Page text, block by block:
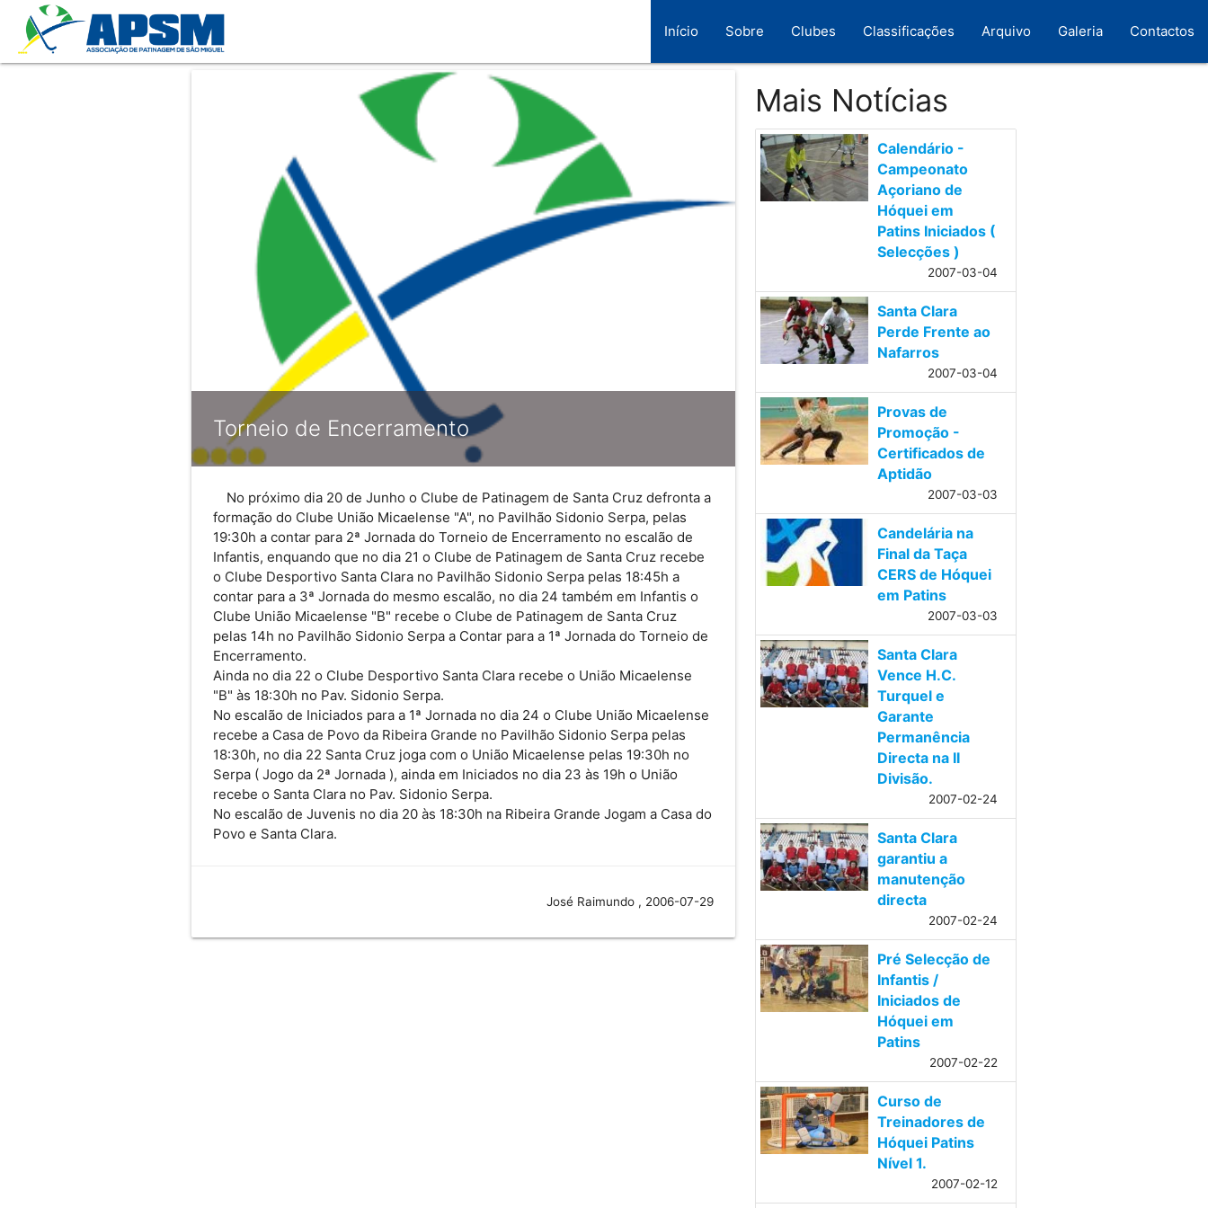
Início Sobre Clubes Classificações Arquivo Galeria Contactos
Torneio de Encerramento
No próximo dia 20 de Junho o Clube de Patinagem de Santa Cruz defronta a
formação do Clube União Micaelense "A", no Pavilhão Sidonio Serpa, pelas
19:30h a contar para 2ª Jornada do Torneio de Encerramento no escalão de
Infantis, enquando que no dia 21 o Clube de Patinagem de Santa Cruz recebe
o Clube Desportivo Santa Clara no Pavilhão Sidonio Serpa pelas 18:45h a
contar para a 3ª Jornada do mesmo escalão, no dia 24 também em Infantis o
Clube União Micaelense "B" recebe o Clube de Patinagem de Santa Cruz
pelas 14h no Pavilhão Sidonio Serpa a Contar para a 1ª Jornada do Torneio de
Encerramento.
Ainda no dia 22 o Clube Desportivo Santa Clara recebe o União Micaelense
"B" às 18:30h no Pav. Sidonio Serpa.
No escalão de Iniciados para a 1ª Jornada no dia 24 o Clube União Micaelense
recebe a Casa de Povo da Ribeira Grande no Pavilhão Sidonio Serpa pelas
18:30h, no dia 22 Santa Cruz joga com o União Micaelense pelas 19:30h no
Serpa ( Jogo da 2ª Jornada ), ainda em Iniciados no dia 23 às 19h o União
recebe o Santa Clara no Pav. Sidonio Serpa.
No escalão de Juvenis no dia 20 às 18:30h na Ribeira Grande Jogam a Casa do
Povo e Santa Clara.
José Raimundo , 2006-07-29
Mais Notícias
Calendário -
Campeonato
Açoriano de
Hóquei em
Patins Iniciados (
Selecções )
2007-03-04
Santa Clara
Perde Frente ao
Nafarros
2007-03-04
Provas de
Promoção -
Certificados de
Aptidão
2007-03-03
Candelária na
Final da Taça
CERS de Hóquei
em Patins
2007-03-03
Santa Clara
Vence H.C.
Turquel e
Garante
Permanência
Directa na II
Divisão.
2007-02-24
Santa Clara
garantiu a
manutenção
directa
2007-02-24
Pré Selecção de
Infantis /
Iniciados de
Hóquei em
Patins
2007-02-22
Curso de
Treinadores de
Hóquei Patins
Nível 1.
2007-02-12